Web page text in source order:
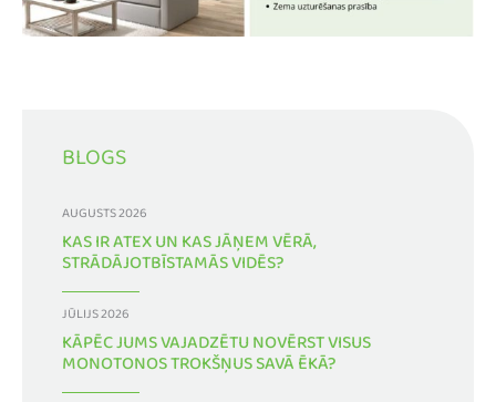
BLOGS
AUGUSTS 2026
KAS IR ATEX UN KAS JĀŅEM VĒRĀ,
STRĀDĀJOTBĪSTAMĀS VIDĒS?
JŪLIJS 2026
KĀPĒC JUMS VAJADZĒTU NOVĒRST VISUS
MONOTONOS TROKŠŅUS SAVĀ ĒKĀ?